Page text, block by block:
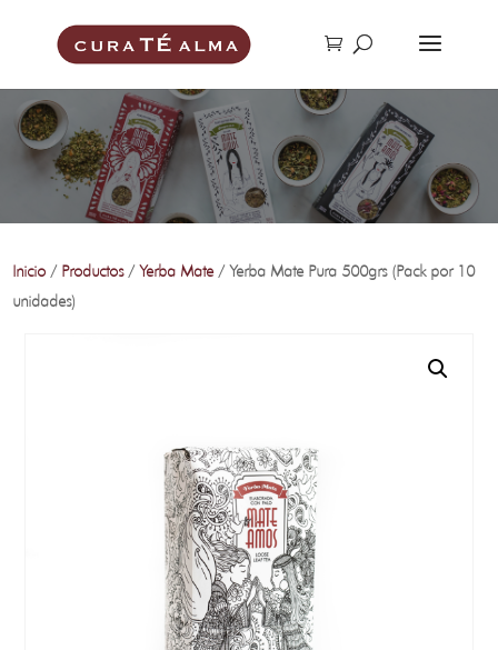
Inicio / Productos/Yerba Mate/ Yerba Mate Pura 500grs (Pack por 10
unidades)